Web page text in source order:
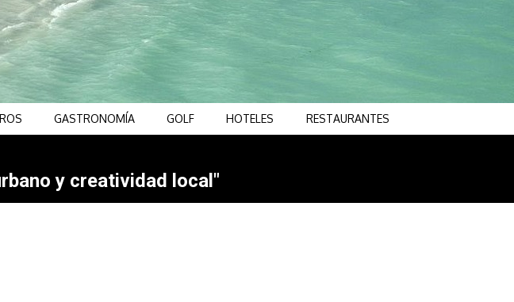
GASTRONOMÍA GOLF HOTELES RESTAURANTES
y creatividad local"